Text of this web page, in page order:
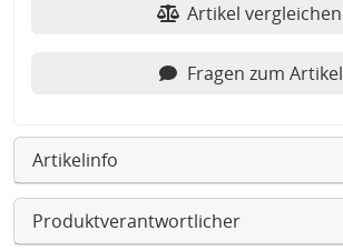
Artikel vergleichen
Fragen zum Artikel
Artikelinfo
Produktverantwortlicher